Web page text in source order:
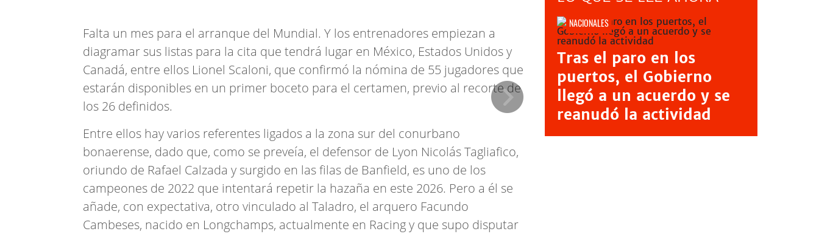
Falta un mes para el arranque del Mundial. Y los entrenadores empiezan a
diagramar sus listas para la cita que tendrá lugar en México, Estados Unidos y
Canadá, entre ellos Lionel Scaloni, que confirmó la nómina de 55 jugadores que
estarán disponibles en un primer boceto para el certamen, previo al recorte de
los 26 definidos.
Entre ellos hay varios referentes ligados a la zona sur del conurbano
bonaerense, dado que, como se preveía, el defensor de Lyon Nicolás Tagliafico,
oriundo de Rafael Calzada y surgido en las filas de Banfield, es uno de los
campeones de 2022 que intentará repetir la hazaña en este 2026. Pero a él se
añade, con expectativa, otro vinculado al Taladro, el arquero Facundo
Cambeses, nacido en Longchamps, actualmente en Racing y que supo disputar
NACIONALES
Tras el paro en los
puertos, el Gobierno
llegó a un acuerdo y se
reanudó la actividad